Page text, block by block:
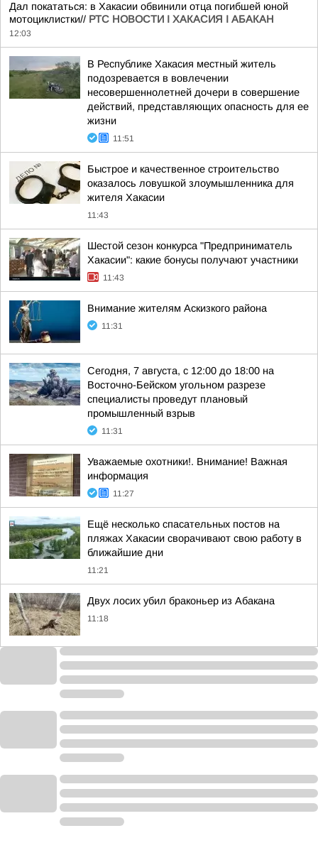
Дал покататься: в Хакасии обвинили отца погибшей юной
мотоциклистки// РТС НОВОСТИ I ХАКАСИЯ I АБАКАН
12:03
В Республике Хакасия местный житель
подозревается в вовлечении
несовершеннолетней дочери в совершение
действий, представляющих опасность для ее
жизни
11:51
Быстрое и качественное строительство
оказалось ловушкой злоумышленника для
жителя Хакасии
11:43
Шестой сезон конкурса "Предприниматель
Хакасии": какие бонусы получают участники
11:43
Внимание жителям Аскизкого района
11:31
Сегодня, 7 августа, с 12:00 до 18:00 на
Восточно-Бейском угольном разрезе
специалисты проведут плановый
промышленный взрыв
11:31
Уважаемые охотники!. Внимание! Важная
информация
11:27
Ещё несколько спасательных постов на
пляжах Хакасии сворачивают свою работу в
ближайшие дни
11:21
Двух лосих убил браконьер из Абакана
11:18